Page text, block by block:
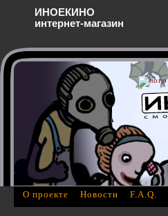
О проекте Новости F.A.Q.
ИНОЕКИНО
интернет-магазин